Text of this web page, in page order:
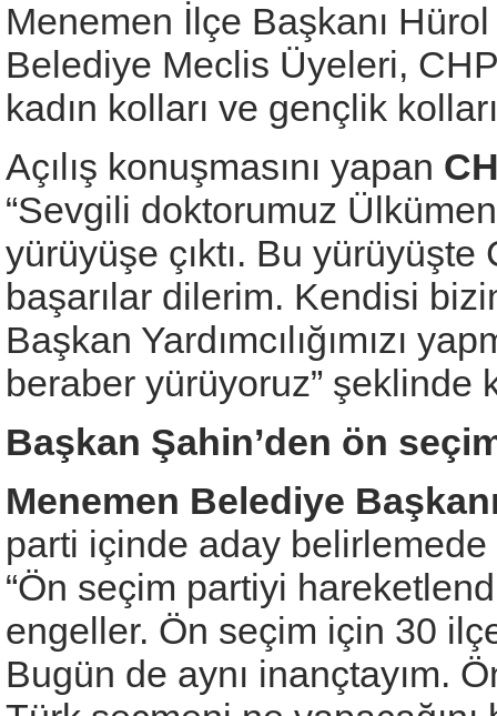
Menemen İlçe Başkanı
Belediye Meclis Üyeleri,
kadın kolları ve gençlik
Açılış konuşmasını yapan
“Sevgili doktorumuz
yürüyüşe çıktı. Bu
başarılar dilerim. Kendisi
Başkan Yardımcılığımızı
beraber yürüyoruz” şeklinde
Başkan Şahin’den ön
Menemen Belediye
parti içinde aday
“Ön seçim partiyi
engeller. Ön seçim için 30
Bugün de aynı inançtayım.